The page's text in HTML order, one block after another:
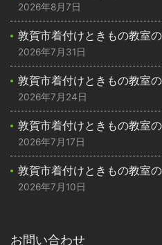
2026年8月7日
敦賀市着付けときもの教室
2026年7月31日
敦賀市着付けときもの教室
2026年7月24日
敦賀市着付けときもの教室
2026年7月17日
敦賀市着付けときもの教室
2026年7月10日
お問い合わせ